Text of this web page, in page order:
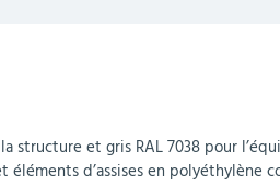
structure et gris RAL 7038 pour
d’assises en polyéthylène